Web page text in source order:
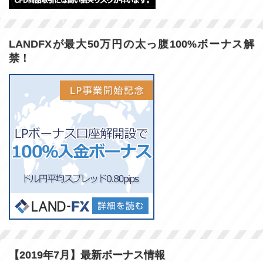
LANDFXが最大50万円の太っ腹100%ボーナス解
禁！
【2019年7月】最新ボーナス情報